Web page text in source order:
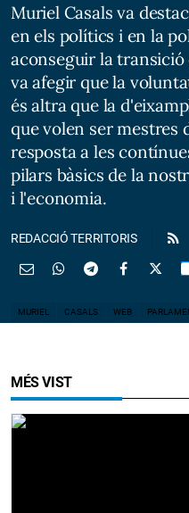
Muriel Casals va
en els polítics i en la
aconseguir la transició
va afegir que la
és altra que la
que volen ser mestres
resposta a les
pilars bàsics de la
i l'economia.
REDACCIÓ TERRITORIS
MURIEL CASALS WEB
MÉS VIST